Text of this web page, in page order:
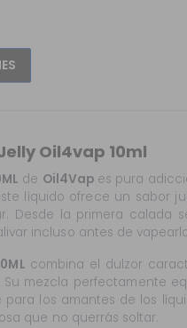
Oil4vap 10ml
de Oil4Vapes pura
líquido ofrece un sabor
Desde la primera calada
incluso antes de
combina el dulzor
mezcla perfectamente
los amantes de los
que no querrás soltar.